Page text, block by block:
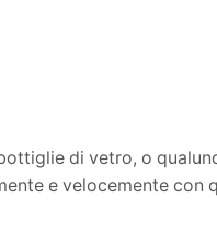
di vetro, o
e velocemente con